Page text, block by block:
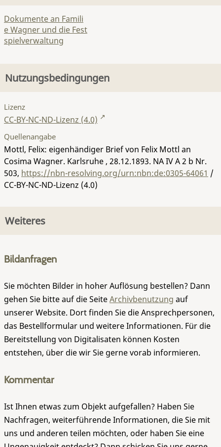
Dokumente an Famili
e Wagner und die Fest
spielverwaltung
Nutzungsbedingungen
Lizenz
CC-BY-NC-ND-Lizenz (4.0)
Quellenangabe
Mottl, Felix: eigenhändiger Brief von Felix Mottl an
Cosima Wagner. Karlsruhe , 28.12.1893. NA IV A 2 b Nr.
503, https://nbn-resolving.org/urn:nbn:de:0305-64061 /
CC-BY-NC-ND-Lizenz (4.0)
Weiteres
Bildanfragen
Sie möchten Bilder in hoher Auflösung bestellen? Dann
gehen Sie bitte auf die SeiteArchivbenutzung auf
unserer Website. Dort finden Sie die Ansprechpersonen,
das Bestellformular und weitere Informationen. Für die
Bereitstellung von Digitalisaten können Kosten
entstehen, über die wir Sie gerne vorab informieren.
Kommentar
Ist Ihnen etwas zum Objekt aufgefallen? Haben Sie
Nachfragen, weiterführende Informationen, die Sie mit
uns und anderen teilen möchten, oder haben Sie eine